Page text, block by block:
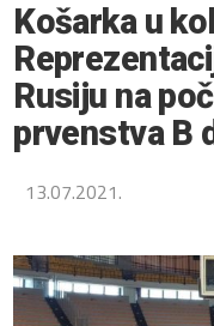
Košarka u
Rusiju na
prvenstva B
13.07.2021.